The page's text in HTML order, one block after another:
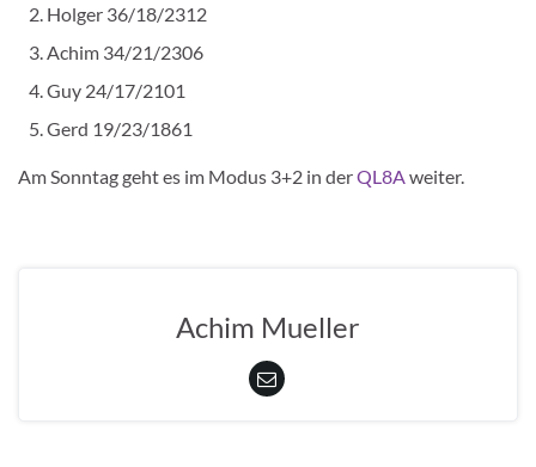
Holger 36/18/2312
Achim 34/21/2306
Guy 24/17/2101
Gerd 19/23/1861
Am Sonntag geht es im Modus 3+2 in derQL8Aweiter.
Achim Mueller